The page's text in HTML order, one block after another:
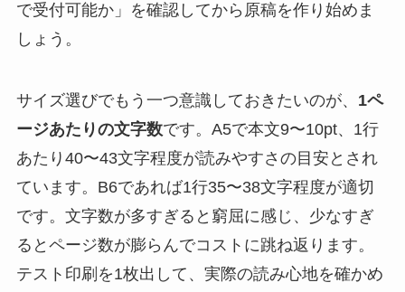
で受付可能か」を確認してから原稿を作り始めま
しょう。
サイズ選びでもう一つ意識しておきたいのが、 1ペ
ージあたりの文字数です。A5で本文9〜10pt、1行
あたり40〜43文字程度が読みやすさの目安とされ
ています。B6であれば1行35〜38文字程度が適切
です。文字数が多すぎると窮屈に感じ、少なすぎ
るとページ数が膨らんでコストに跳ね返ります。
テスト印刷を1枚出して、実際の読み心地を確かめ